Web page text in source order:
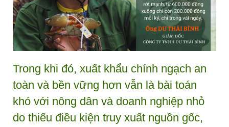
Trong khi đó, xuất khẩu chính ngạch an
toàn và bền vững hơn vẫn là bài toán
khó với nông dân và doanh nghiệp nhỏ
do thiếu điều kiện truy xuất nguồn gốc,